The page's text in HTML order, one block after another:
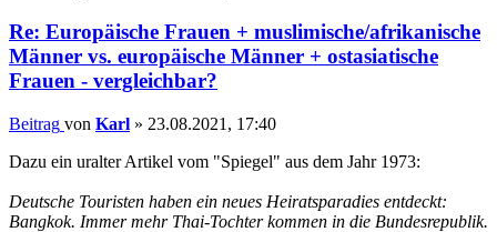
Re: Europäische Frauen + muslimische/afrikanische
Männer vs. europäische Männer + ostasiatische
Frauen - vergleichbar?
Beitrag von Karl » 23.08.2021, 17:40
Dazu ein uralter Artikel vom "Spiegel" aus dem Jahr 1973:
Deutsche Touristen haben ein neues Heiratsparadies entdeckt:
Bangkok. Immer mehr Thai-Tochter kommen in die Bundesrepublik.